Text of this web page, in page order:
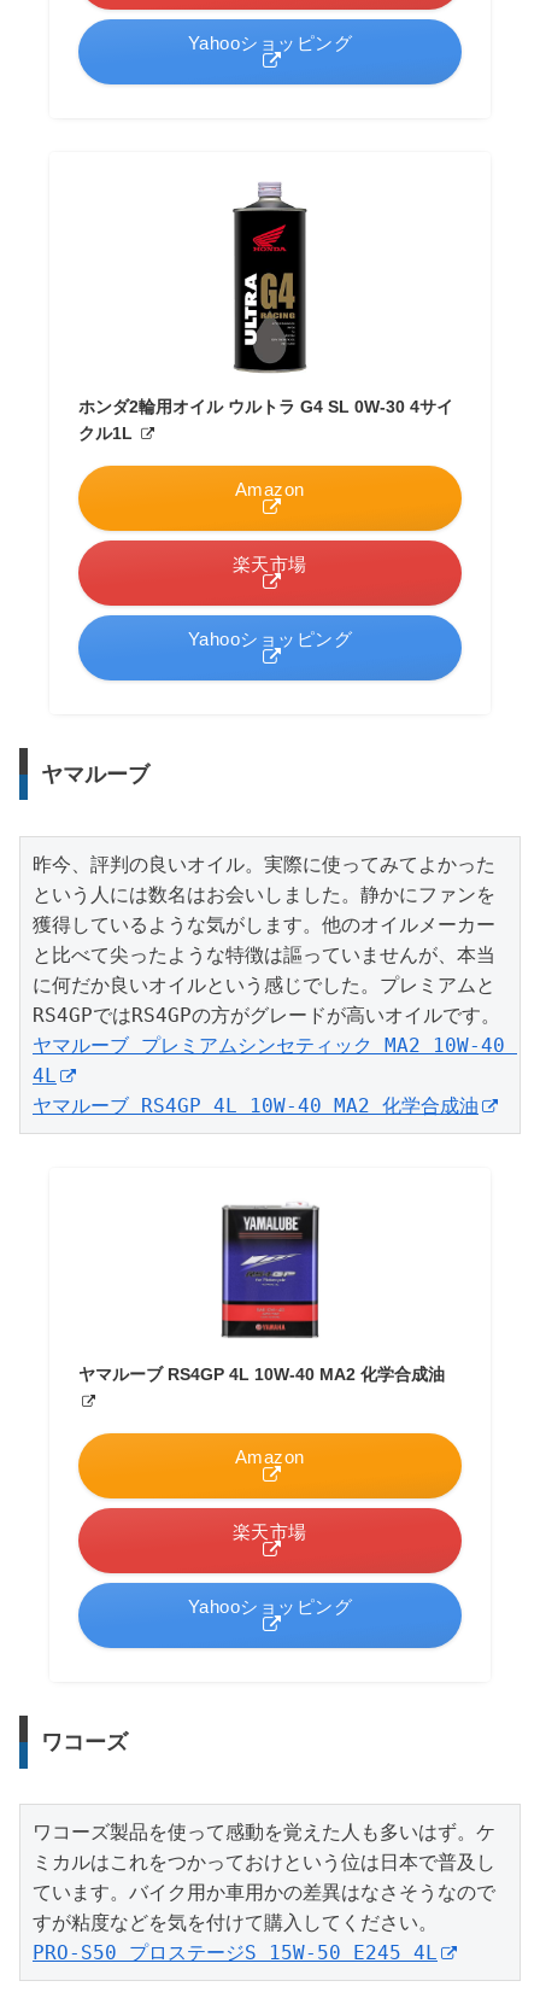
Yahooショッピング
ホンダ2輪用オイル ウルトラ G4 SL 0W-30 4サイ
クル1L
Amazon
楽天市場
Yahooショッピング
ヤマルーブ
昨今、評判の良いオイル。実際に使ってみてよかった
という人には数名はお会いしました。静かにファンを
獲得しているような気がします。他のオイルメーカー
と比べて尖ったような特徴は謳っていませんが、本当
に何だか良いオイルという感じでした。プレミアムと
ヤマルーブ プレミアムシンセティック MA2 10W-40
4L
ヤマルーブ RS4GP 4L 10W-40 MA2 化学合成油
ヤマルーブ RS4GP 4L 10W-40 MA2 化学合成油
Amazon
楽天市場
Yahooショッピング
ワコーズ
ワコーズ製品を使って感動を覚えた人も多いはず。ケ
ミカルはこれをつかっておけという位は日本で普及し
ています。バイク用か車用かの差異はなさそうなので
PRO-S50 プロステージS 15W-50 E245 4L